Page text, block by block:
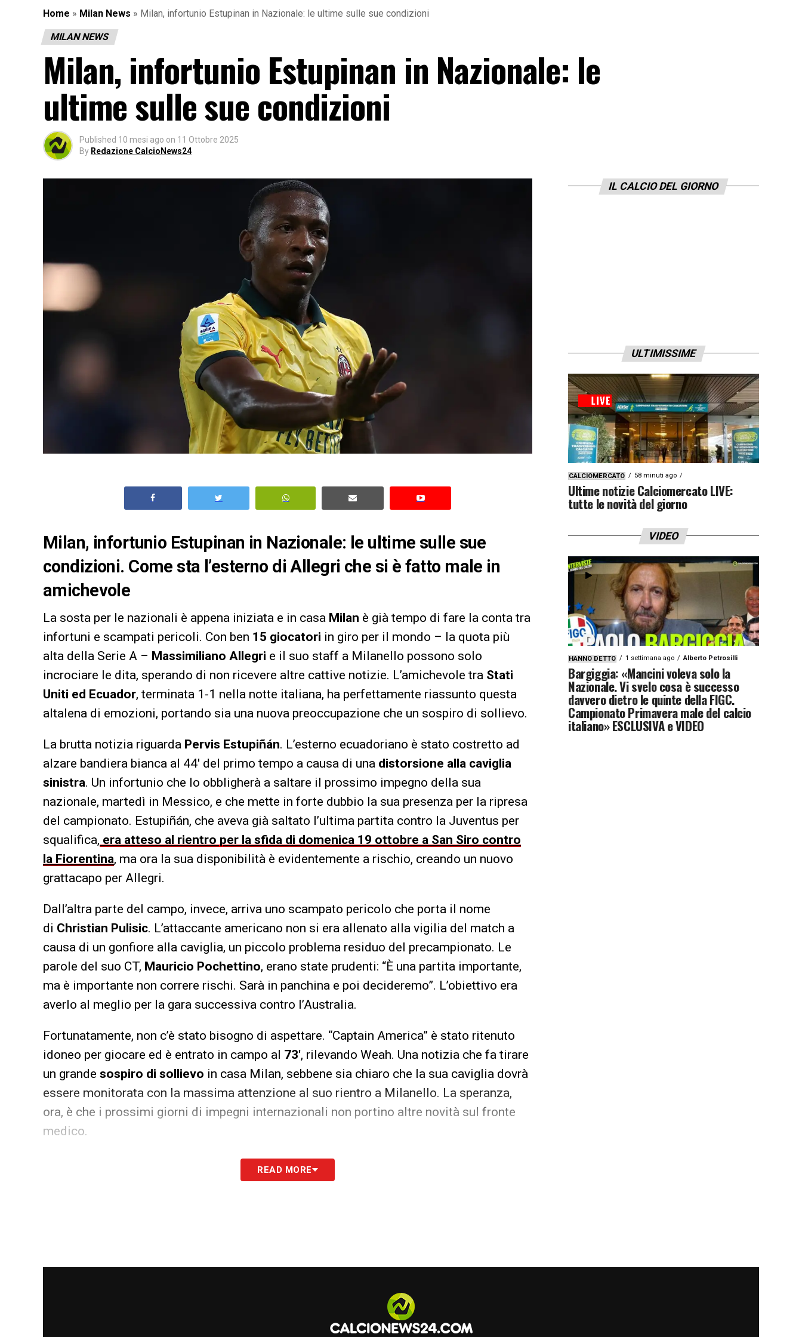
Home » Milan News » Milan, infortunio Estupinan in Nazionale: le ultime sulle sue condizioni
MILAN NEWS
Milan, infortunio Estupinan in Nazionale: le
ultime sulle sue condizioni
Published 10 mesi ago on 11 Ottobre 2025
By Redazione CalcioNews24
Milan, infortunio Estupinan in Nazionale: le ultime sulle sue
condizioni. Come sta l’esterno di Allegri che si è fatto male in
amichevole
La sosta per le nazionali è appena iniziata e in casa Milan è già tempo di fare la conta tra
infortuni e scampati pericoli. Con ben 15 giocatori in giro per il mondo – la quota più
alta della Serie A – Massimiliano Allegri e il suo staff a Milanello possono solo
incrociare le dita, sperando di non ricevere altre cattive notizie. L’amichevole tra Stati
Uniti ed Ecuador, terminata 1-1 nella notte italiana, ha perfettamente riassunto questa
altalena di emozioni, portando sia una nuova preoccupazione che un sospiro di sollievo.
La brutta notizia riguarda Pervis Estupiñán. L’esterno ecuadoriano è stato costretto ad
alzare bandiera bianca al 44′ del primo tempo a causa di una distorsione alla caviglia
sinistra. Un infortunio che lo obbligherà a saltare il prossimo impegno della sua
nazionale, martedì in Messico, e che mette in forte dubbio la sua presenza per la ripresa
del campionato. Estupiñán, che aveva già saltato l’ultima partita contro la Juventus per
squalifica, era atteso al rientro per la sfida di domenica 19 ottobre a San Siro contro
la Fiorentina, ma ora la sua disponibilità è evidentemente a rischio, creando un nuovo
grattacapo per Allegri.
Dall’altra parte del campo, invece, arriva uno scampato pericolo che porta il nome
di Christian Pulisic. L’attaccante americano non si era allenato alla vigilia del match a
causa di un gonfiore alla caviglia, un piccolo problema residuo del precampionato. Le
parole del suo CT, Mauricio Pochettino, erano state prudenti: “È una partita importante,
ma è importante non correre rischi. Sarà in panchina e poi decideremo”. L’obiettivo era
averlo al meglio per la gara successiva contro l’Australia.
Fortunatamente, non c’è stato bisogno di aspettare. “Captain America” è stato ritenuto
idoneo per giocare ed è entrato in campo al 73′, rilevando Weah. Una notizia che fa tirare
un grande sospiro di sollievo in casa Milan, sebbene sia chiaro che la sua caviglia dovrà
essere monitorata con la massima attenzione al suo rientro a Milanello. La speranza,
ora, è che i prossimi giorni di impegni internazionali non portino altre novità sul fronte
medico.
LA PLAYLIST DELLE NOSTRE TOP NEWSREAD MORE
IL CALCIO DEL GIORNO
ULTIMISSIME
CALCIOMERCATO 58 minuti ago
Ultime notizie Calciomercato LIVE:
tutte le novità del giorno
VIDEO
HANNO DETTO 1 settimana ago Alberto Petrosilli
Bargiggia: «Mancini voleva solo la
Nazionale. Vi svelo cosa è successo
davvero dietro le quinte della FIGC.
Campionato Primavera male del calcio
italiano» ESCLUSIVA e VIDEO